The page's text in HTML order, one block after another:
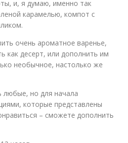
и, я думаю, именно так
карамелью, компот с
очень ароматное варенье,
как десерт, или дополнить им
необычное, настолько же
но для начала
которые представлены
– сможете дополнить